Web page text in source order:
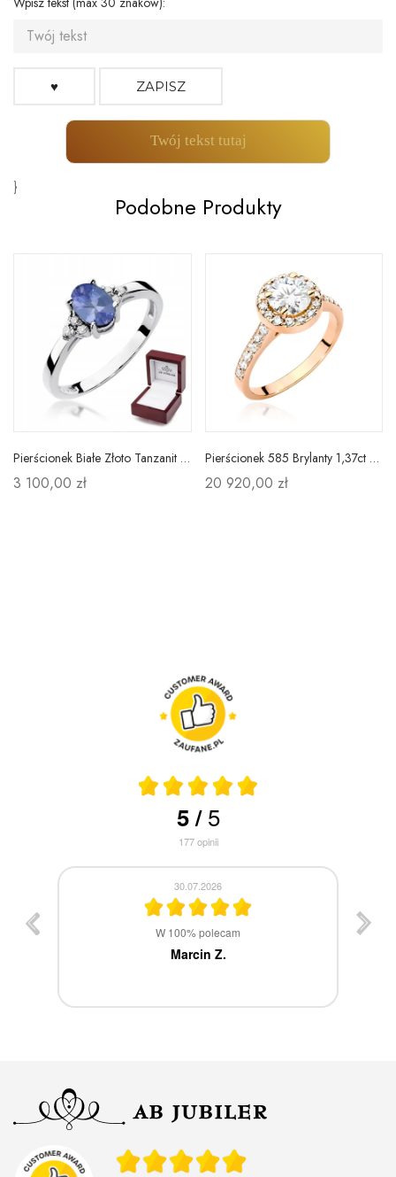
♥ ZAPISZ
Twój tekst tutaj
}
Podobne Produkty
Pierścionek Białe Złoto Tanzanit Brylant Próba 585
3 100,00 zł
Pierścionek 585 Brylanty 1,37ct Różowe Złoto
20 920,00 zł
5/5
177opinii
30.07.2026
W 100% polecam
Marcin Z.